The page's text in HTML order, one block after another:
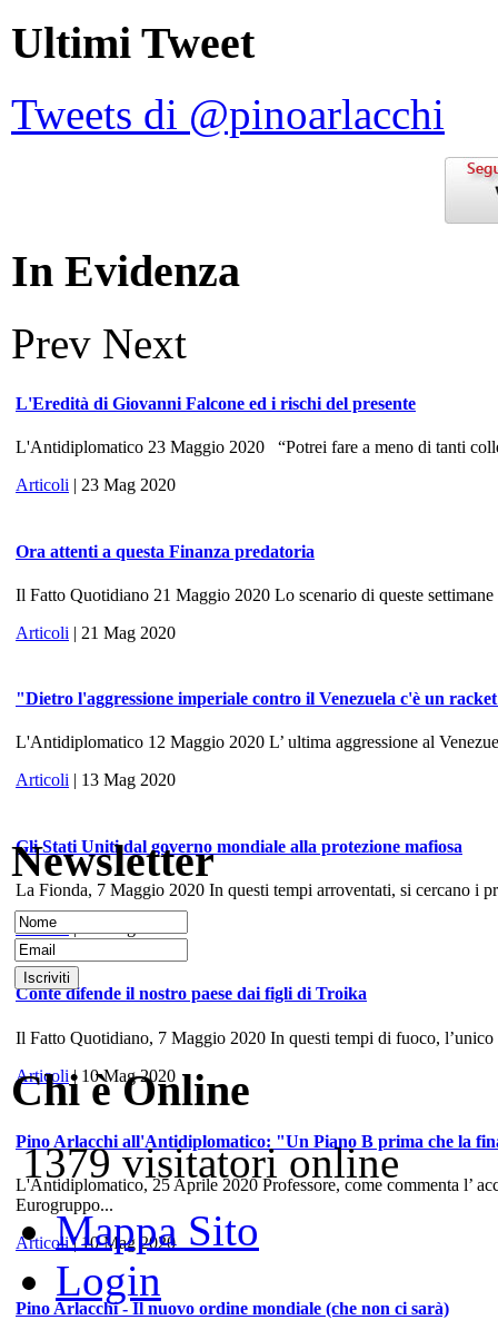
Ultimi Tweet
Tweets di @pinoarlacchi
In Evidenza
Prev Next
L'Eredità di Giovanni Falcone ed i rischi del presente
L'Antidiplomatico 23 Maggio 2020 “Potrei fare a meno di tanti
Articoli | 23 Mag 2020
Ora attenti a questa Finanza predatoria
Il Fatto Quotidiano 21 Maggio 2020 Lo scenario di queste
Articoli | 21 Mag 2020
"Dietro l'aggressione imperiale contro il Venezuela c'è un
L'Antidiplomatico 12 Maggio 2020 L’ ultima aggressione al
Articoli | 13 Mag 2020
Gli Stati Uniti dal governo mondiale alla protezione mafiosa
La Fionda, 7 Maggio 2020 In questi tempi arroventati, si cercano i
Articoli
Conte difende il nostro paese dai figli di Troika
Il Fatto Quotidiano, 7 Maggio 2020 In questi tempi di fuoco,
Articoli| 10 Mag 2020
Pino Arlacchi all'Antidiplomatico: "Un Piano B prima che la
L'Antidiplomatico, 25 Aprile 2020 Professore, come commenta l’
Eurogruppo...
Articoli| 10 Mag 2020
Pino Arlacchi - Il nuovo ordine mondiale (che non ci sarà)
Newsletter
Chi è Online
1379 visitatori online
Mappa Sito
Login